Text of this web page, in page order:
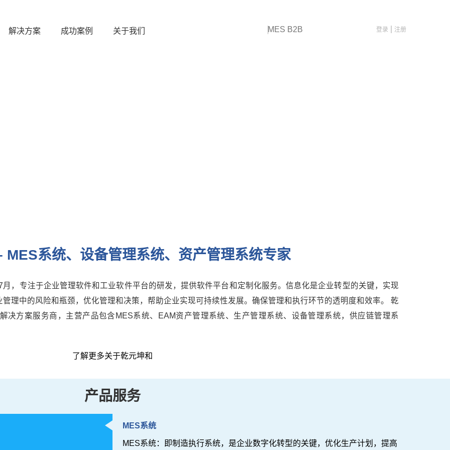
解决方案 成功案例 关于我们 登录 注册
MES系统、设备管理系统、资产管理系统专家
，专注于企业管理软件和工业软件平台的研发，提供软件平台和定制化服务。信息化是企业转型的关键，实现
理中的风险和瓶颈，优化管理和决策，帮助企业实现可持续性发展。确保管理和执行环节的透明度和效率。 乾
决方案服务商，主营产品包含MES系统、EAM资产管理系统、生产管理系统、设备管理系统，供应链管理系
了解更多关于乾元坤和
产品服务
MES系统
MES系统：即制造执行系统，是企业数字化转型的关键，优化生产计划，提高